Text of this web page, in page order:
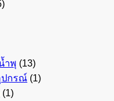
ำพุ (13)
ปกรณ์ (1)
(1)